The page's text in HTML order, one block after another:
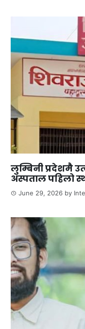
लुम्बिनी प्रदेशमै
अस्पताल पहिलो
June 29, 2026 by